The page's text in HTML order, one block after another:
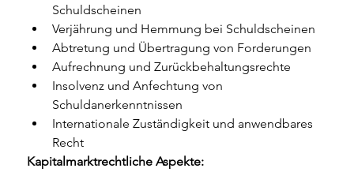
Schuldscheinen
Verjährung und Hemmung bei Schuldscheinen
Abtretung und Übertragung von Forderungen
Aufrechnung und Zurückbehaltungsrechte
Insolvenz und Anfechtung von
Schuldanerkenntnissen
Internationale Zuständigkeit und anwendbares
Recht
Kapitalmarktrechtliche Aspekte: